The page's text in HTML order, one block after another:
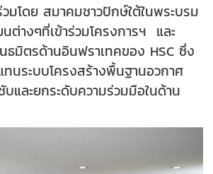
มโดย สมาคมชาวปักษ์ใต้ในพระบรม
ต่างๆที่เข้าร่วมโครงการฯ และ
ธมิตรด้านอินฟราเทคของ HSC ซึ่ง
นระบบโครงสร้างพื้นฐานอวกาศ
และยกระดับความร่วมมือในด้าน